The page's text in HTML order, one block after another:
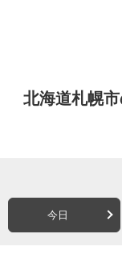
北海道札幌市
今日